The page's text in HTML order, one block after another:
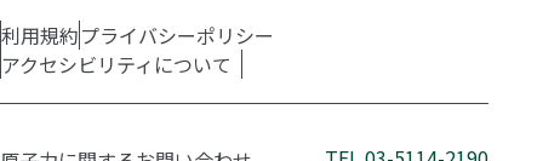
利用規約プライバシーポリシー
アクセシビリティについて